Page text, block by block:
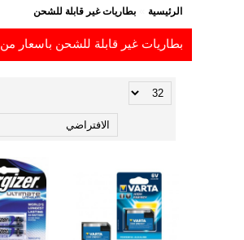
الرئيسية بطاريات غير قابلة للشحن
بطاريات غير قابلة للشحن باسعار من 1.0